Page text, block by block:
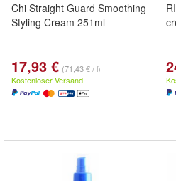
Chi Straight Guard Smoothing
Styling Cream 251ml
17,93 € (71,43 € / l)
Kostenloser Versand